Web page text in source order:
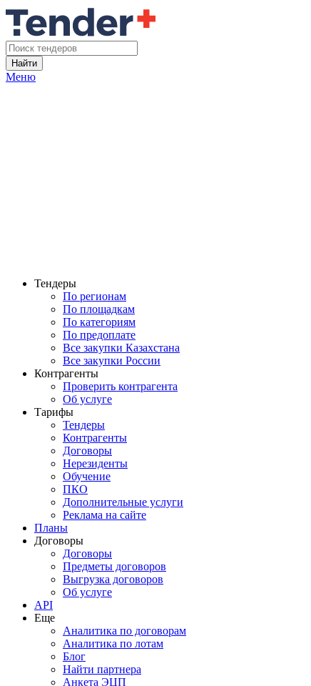
Найти
Меню
Тендеры
По регионам
По площадкам
По категориям
По предоплате
Все закупки Казахстана
Все закупки России
Контрагенты
Проверить контрагента
Об услуге
Тарифы
Тендеры
Контрагенты
Договоры
Нерезиденты
Обучение
ПКО
Дополнительные услуги
Реклама на сайте
Планы
Договоры
Договоры
Предметы договоров
Выгрузка договоров
Об услуге
API
Еще
Аналитика по договорам
Аналитика по лотам
Блог
Найти партнера
Анкета ЭЦП